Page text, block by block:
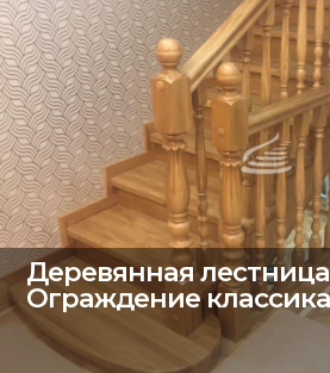
Деревянная
Ограждение